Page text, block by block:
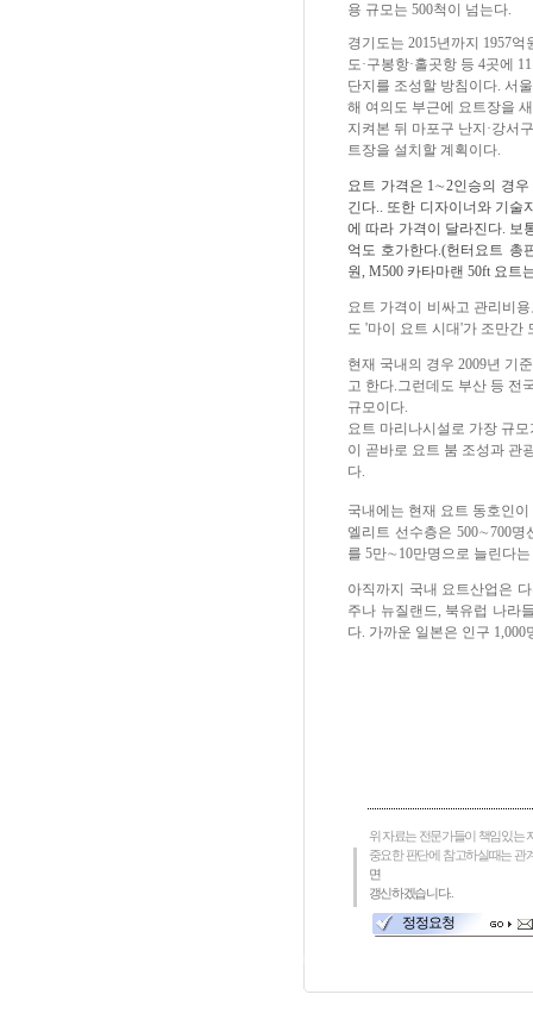
용 규모는 500척이 넘는다.
경기도는 2015년까지 1957
도·구봉항·홀곳항 등 4곳에
단지를 조성할 방침이다. 서
해 여의도 부근에 요트장을
지켜본 뒤 마포구 난지·강서
트장을 설치할 계획이다.
요트 가격은 1∼2인승의 경
긴다.. 또한 디자이너와 기
에 따라 가격이 달라진다. 보
억도 호가한다.(헌터요트 총
원, M500 카타마랜 50ft 요트
요트 가격이 비싸고 관리비
도 '마이 요트 시대'가 조만간
현재 국내의 경우 2009년 기
고 한다.그런데도 부산 등 전
규모이다.
요트 마리나시설로 가장 규
이 곧바로 요트 붐 조성과 관
다.
국내에는 현재 요트 동호인
엘리트 선수층은 500∼700
를 5만∼10만명으로 늘린다
아직까지 국내 요트산업은
주나 뉴질랜드, 북유럽 나라
다. 가까운 일본은 인구
위 자료는 전문가들이 책임있는
중요한 판단에 참고하실때는 관
면
갱신하겠습니다..
정정요청